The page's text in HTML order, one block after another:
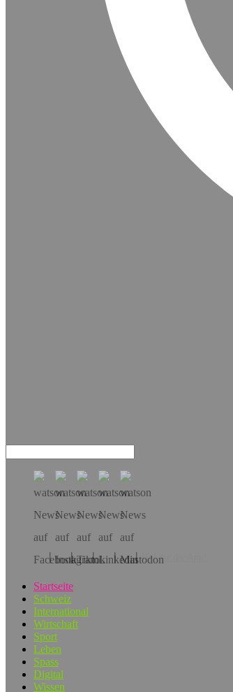
Hol dir die App!
Startseite
Schweiz
International
Wirtschaft
Sport
Leben
Spass
Digital
Wissen